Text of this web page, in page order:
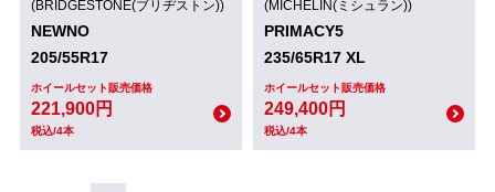
(BRIDGESTONE(ブリヂストン))
NEWNO
205/55R17
ホイールセット販売価格
221,900円
税込/4本
(MICHELIN(ミシュラン))
PRIMACY5
235/65R17 XL
ホイールセット販売価格
249,400円
税込/4本